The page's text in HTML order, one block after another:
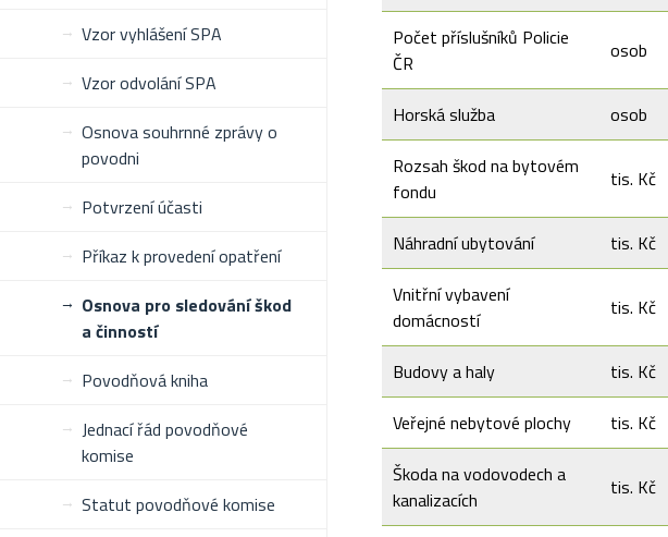
Vzor vyhlášení SPA
Vzor odvolání SPA
Osnova souhrnné zprávy o
povodni
Potvrzení účasti
Příkaz k provedení opatření
Osnova pro sledování škod
a činností
Povodňová kniha
Jednací řád povodňové
komise
Statut povodňové komise
Počet příslušníků Policie
ČR
osob
Horská služba
osob
Rozsah škod na bytovém
fondu
tis. Kč
Náhradní ubytování
tis. Kč
Vnitřní vybavení
domácností
tis. Kč
Budovy a haly
tis. Kč
Veřejné nebytové plochy
tis. Kč
Škoda na vodovodech a
kanalizacích
tis. Kč